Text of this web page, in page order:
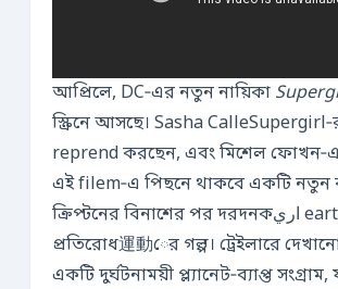
আপ্রিলে, DC‑এর নতুন নায়িকা
স্ক্রিনে আসছে। Sasha
reprend করছেন, এবং মিশেল
এই filem‑এ পিছনে থাকবে একটি নতুন
ক্রিপ্টনের বিনাশের পর দরদনকاري earth‑এ একটি
প্রতিরোধ運動ের গল্প। ট্রেইলারে
একটি দুর্ঘটনাময়ী প্ল্যানেট‑ব্যাপ্ত